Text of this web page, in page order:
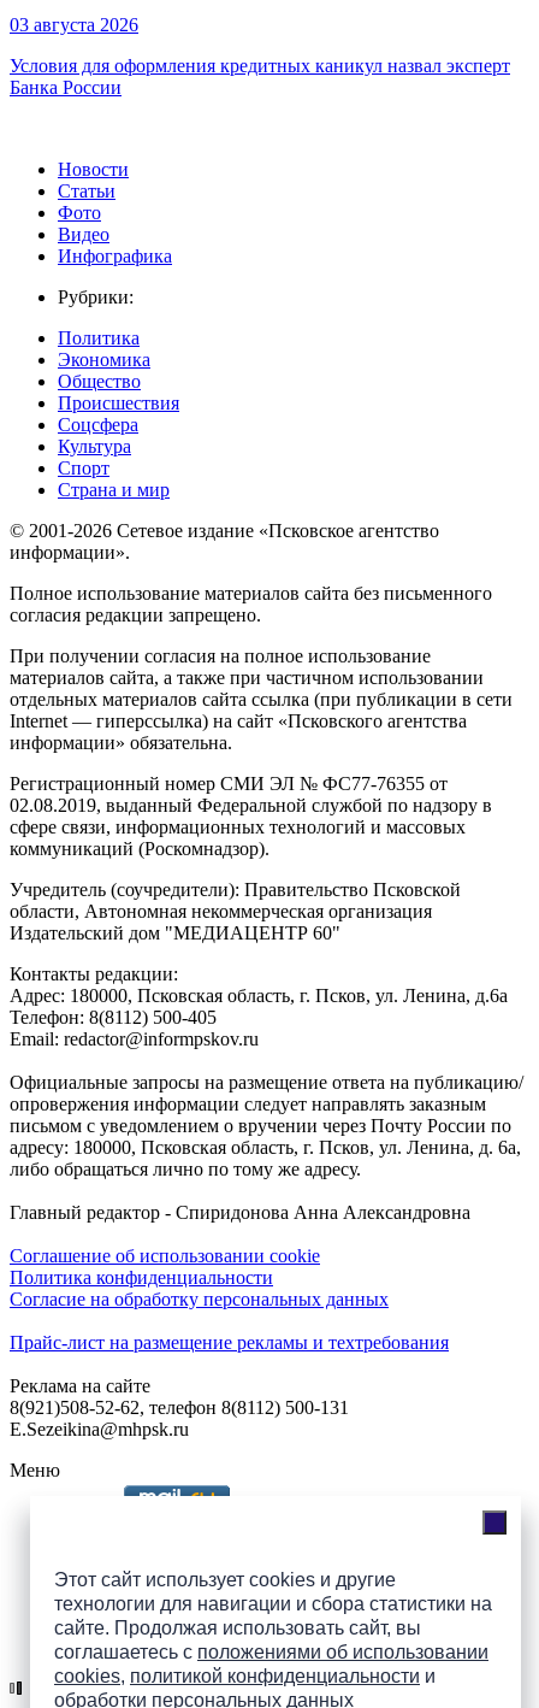
Этот сайт использует cookies и другие
технологии для навигации и сбора статистики на
сайте. Продолжая использовать сайт, вы
соглашаетесь с положениями об использовании
cookies, политикой конфиденциальности и
обработки персональных данных
03 августа 2026
Условия для оформления кредитных каникул назвал эксперт
Банка России
Новости
Статьи
Фото
Видео
Инфографика
Рубрики:
Политика
Экономика
Общество
Происшествия
Соцсфера
Культура
Спорт
Страна и мир
© 2001-2026 Сетевое издание «Псковское агентство
информации».
Полное использование материалов сайта без письменного
согласия редакции запрещено.
При получении согласия на полное использование
материалов сайта, а также при частичном использовании
отдельных материалов сайта ссылка (при публикации в сети
Internet — гиперссылка) на сайт «Псковского агентства
информации» обязательна.
Регистрационный номер СМИ ЭЛ № ФС77-76355 от
02.08.2019, выданный Федеральной службой по надзору в
сфере связи, информационных технологий и массовых
коммуникаций (Роскомнадзор).
Учредитель (соучредители): Правительство Псковской
области, Автономная некоммерческая организация
Издательский дом "МЕДИАЦЕНТР 60"
Контакты редакции:
Адреc: 180000, Псковская область, г. Псков, ул. Ленина, д.6а
Телефон: 8(8112) 500-405
Email: redactor@informpskov.ru
Официальные запросы на размещение ответа на публикацию/
опровержения информации следует направлять заказным
письмом с уведомлением о вручении через Почту России по
адресу: 180000, Псковская область, г. Псков, ул. Ленина, д. 6а,
либо обращаться лично по тому же адресу.
Главный редактор - Спиридонова Анна Александровна
Соглашение об использовании cookie
Политика конфиденциальности
Согласие на обработку персональных данных
Прайс-лист на размещение рекламы и техтребования
Реклама на сайте
8(921)508-52-62, телефон 8(8112) 500-131
E.Sezeikina@mhpsk.ru
Меню
Подпишись на группы
ПАИ в соцсетях!